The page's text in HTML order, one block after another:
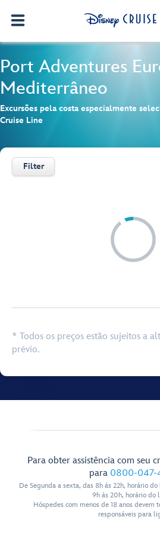
Port Adventures
Mediterrâneo
Excursões pela costa especialmente
Cruise Line
Filter
* Todos os preços estão sujeitos a
prévio.
Para obter assistência com seu
para 0800-047-
De Segunda a sexta, das 8h ás 22h, horário
9h ás 20h, horário do
Hóspedes com menos de 18 anos devem
responsáveis para